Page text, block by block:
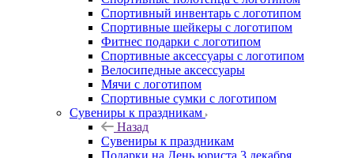
Спортивный инвентарь с логотипом
Спортивные шейкеры с логотипом
Фитнес подарки с логотипом
Спортивные аксессуары с логотипом
Велосипедные аксессуары
Мячи с логотипом
Спортивные сумки с логотипом
Сувениры к праздникам
Назад
Сувениры к праздникам
Подарки на День юриста 3 декабря